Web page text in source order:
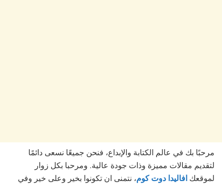
مرحبًا بك في عالم الكتابة والإبداع، فنحن جميعًا نسعى دائمًا
لتقديم مقالات مميزة وذات جودة عالية. ومرحبا بكل زوار
لموقعك افاليدا دوت كوم، نتمنى ان تكونوا بخير وعلى خير وفي